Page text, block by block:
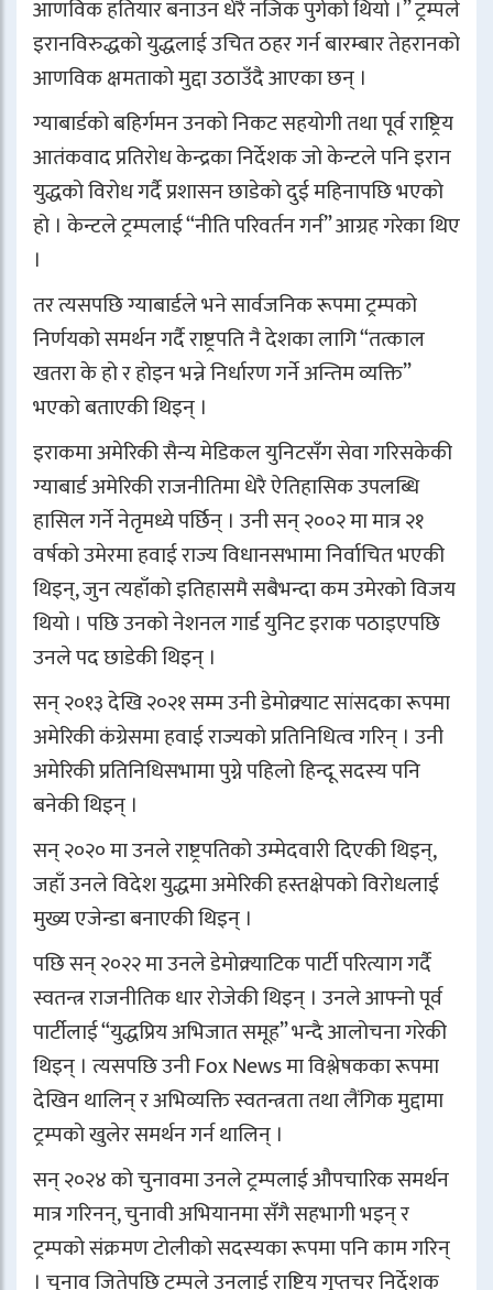
आणविक हतियार बनाउन धेरै नजिक पुगेको थियो ।” ट्रम्पले
इरानविरुद्धको युद्धलाई उचित ठहर गर्न बारम्बार तेहरानको
आणविक क्षमताको मुद्दा उठाउँदै आएका छन् ।
ग्याबार्डको बहिर्गमन उनको निकट सहयोगी तथा पूर्व राष्ट्रिय
आतंकवाद प्रतिरोध केन्द्रका निर्देशक जो केन्टले पनि इरान
युद्धको विरोध गर्दै प्रशासन छाडेको दुई महिनापछि भएको
हो । केन्टले ट्रम्पलाई “नीति परिवर्तन गर्न” आग्रह गरेका थिए
।
तर त्यसपछि ग्याबार्डले भने सार्वजनिक रूपमा ट्रम्पको
निर्णयको समर्थन गर्दै राष्ट्रपति नै देशका लागि “तत्काल
खतरा के हो र होइन भन्ने निर्धारण गर्ने अन्तिम व्यक्ति”
भएको बताएकी थिइन् ।
इराकमा अमेरिकी सैन्य मेडिकल युनिटसँग सेवा गरिसकेकी
ग्याबार्ड अमेरिकी राजनीतिमा धेरै ऐतिहासिक उपलब्धि
हासिल गर्ने नेतृमध्ये पर्छिन् । उनी सन् २००२ मा मात्र २१
वर्षको उमेरमा हवाई राज्य विधानसभामा निर्वाचित भएकी
थिइन्, जुन त्यहाँको इतिहासमै सबैभन्दा कम उमेरको विजय
थियो । पछि उनको नेशनल गार्ड युनिट इराक पठाइएपछि
उनले पद छाडेकी थिइन् ।
सन् २०१३ देखि २०२१ सम्म उनी डेमोक्र्याट सांसदका रूपमा
अमेरिकी कंग्रेसमा हवाई राज्यको प्रतिनिधित्व गरिन् । उनी
अमेरिकी प्रतिनिधिसभामा पुग्ने पहिलो हिन्दू सदस्य पनि
बनेकी थिइन् ।
सन् २०२० मा उनले राष्ट्रपतिको उम्मेदवारी दिएकी थिइन्,
जहाँ उनले विदेश युद्धमा अमेरिकी हस्तक्षेपको विरोधलाई
मुख्य एजेन्डा बनाएकी थिइन् ।
पछि सन् २०२२ मा उनले डेमोक्र्याटिक पार्टी परित्याग गर्दै
स्वतन्त्र राजनीतिक धार रोजेकी थिइन् । उनले आफ्नो पूर्व
पार्टीलाई “युद्धप्रिय अभिजात समूह” भन्दै आलोचना गरेकी
थिइन् । त्यसपछि उनीFox Newsमा विश्लेषकका रूपमा
देखिन थालिन् र अभिव्यक्ति स्वतन्त्रता तथा लैंगिक मुद्दामा
ट्रम्पको खुलेर समर्थन गर्न थालिन् ।
सन् २०२४ को चुनावमा उनले ट्रम्पलाई औपचारिक समर्थन
मात्र गरिनन्, चुनावी अभियानमा सँगै सहभागी भइन् र
ट्रम्पको संक्रमण टोलीको सदस्यका रूपमा पनि काम गरिन्
। चुनाव जितेपछि ट्रम्पले उनलाई राष्ट्रिय गुप्तचर निर्देशक